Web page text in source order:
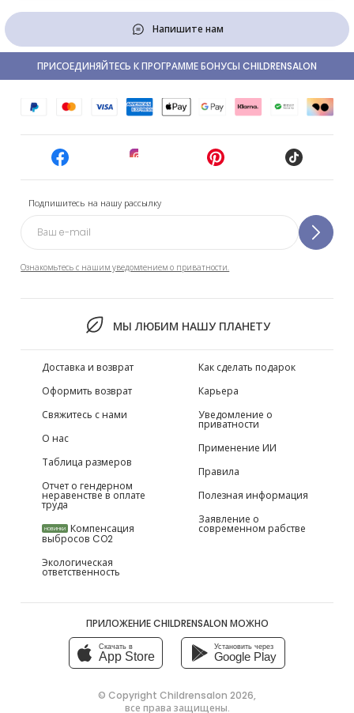
Напишите нам
Подпишитесь на нашу рассылку
Ознакомьтесь с нашим уведомлением о приватности.
МЫ ЛЮБИМ НАШУ ПЛАНЕТУ
ПРИСОЕДИНЯЙТЕСЬ К ПРОГРАММЕ БОНУСЫ CHILDRENSALON
Доставка и возврат
Оформить возврат
Свяжитесь с нами
О нас
Таблица размеров
Отчет о гендерном
неравенстве в оплате
труда
НОВИНКИ Компенсация
выбросов CO2
Экологическая
ответственность
Как сделать подарок
Карьера
Уведомление о
приватности
Применение ИИ
Правила
Полезная информация
Заявление о
современном рабстве
ПРИЛОЖЕНИЕ CHILDRENSALON МОЖНО
Скачать в
App Store
Установить через
Google Play
© Copyright Childrensalon 2026,
все права защищены.